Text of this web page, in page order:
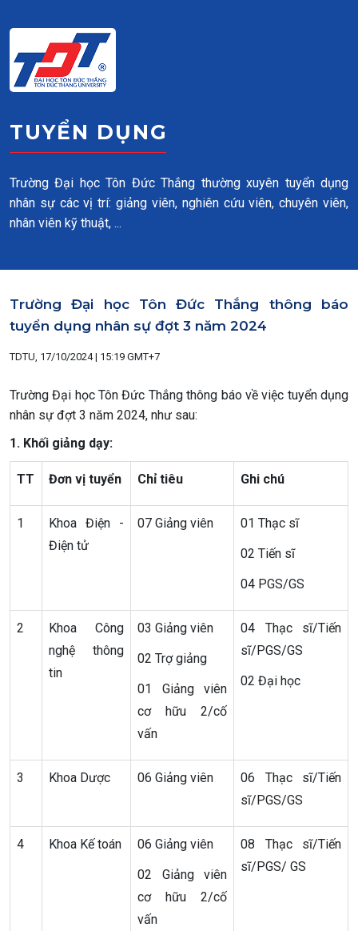
TUYỂN DỤNG
Trường Đại học Tôn Đức Thắng thường xuyên tuyển dụng
nhân sự các vị trí: giảng viên, nghiên cứu viên, chuyên viên,
nhân viên kỹ thuật, ...
Trường Đại học Tôn Đức Thắng thông báo
tuyển dụng nhân sự đợt 3 năm 2024
TDTU, 17/10/2024 | 15:19 GMT+7
Trường Đại học Tôn Đức Thắng thông báo về việc tuyển dụng
nhân sự đợt 3 năm 2024, như sau:
1. Khối giảng dạy:
TT Đơn vị tuyển Chỉ tiêu Ghi chú
1
Khoa Điện -
Điện tử
07 Giảng viên
01 Thạc sĩ
02 Tiến sĩ
04 PGS/GS
2
Khoa Công
nghệ thông
tin
03 Giảng viên
02 Trợ giảng
01 Giảng viên
cơ hữu 2/cố
vấn
04 Thạc sĩ/Tiến
sĩ/PGS/GS
02 Đại học
3 Khoa Dược 06 Giảng viên
06 Thạc sĩ/Tiến
sĩ/PGS/GS
4 Khoa Kế toán
06 Giảng viên
02 Giảng viên
cơ hữu 2/cố
vấn
08 Thạc sĩ/Tiến
sĩ/PGS/ GS